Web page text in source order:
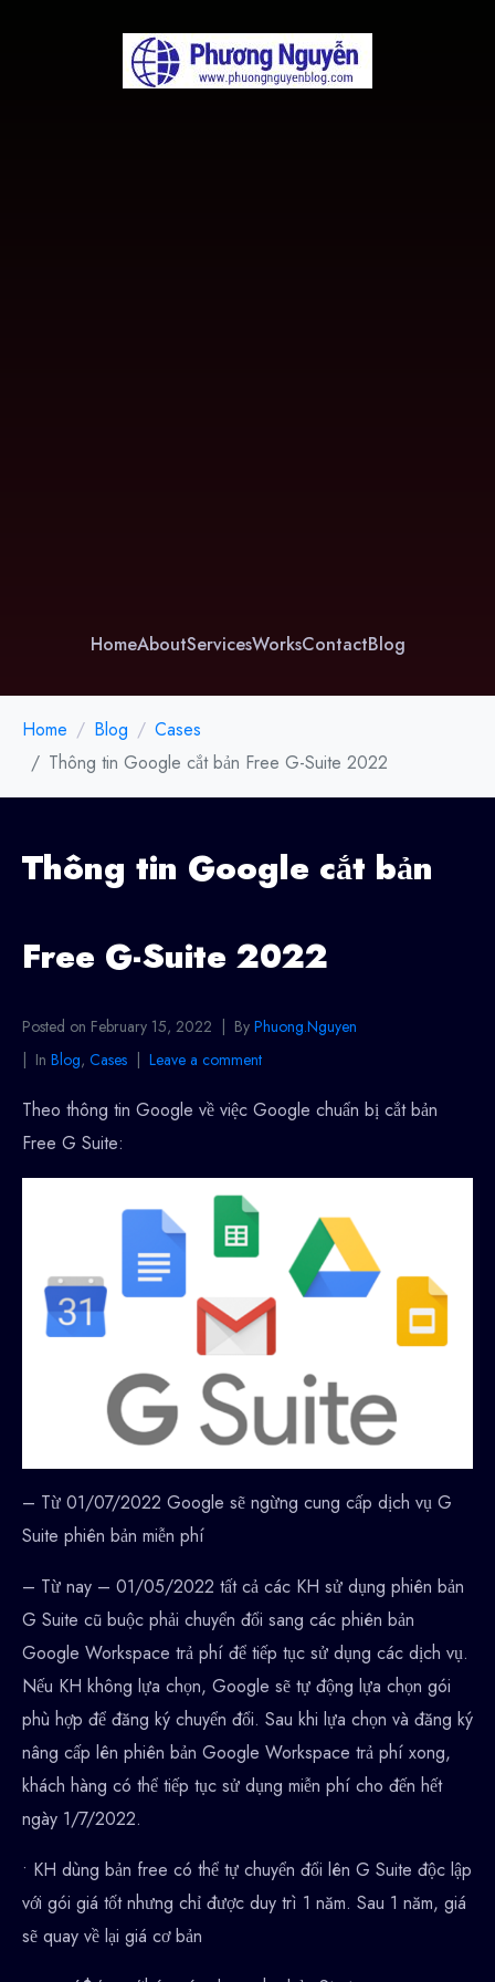
HomeAboutServicesWorksContactBlog
Home Blog
Cases
Thông tin Google cắt bản Free G-Suite 2022
Thông tin Google cắt bản
Free G-Suite 2022
Posted on February 15, 2022 By Phuong.Nguyen
In Blog, Cases Leave a comment
Theo thông tin Google về việc Google chuẩn bị cắt bản
Free G Suite:
– Từ 01/07/2022 Google sẽ ngừng cung cấp dịch vụ G
Suite phiên bản miễn phí
– Từ nay – 01/05/2022 tất cả các KH sử dụng phiên bản
G Suite cũ buộc phải chuyển đổi sang các phiên bản
Google Workspace trả phí để tiếp tục sử dụng các dịch vụ.
Nếu KH không lựa chọn, Google sẽ tự động lựa chọn gói
phù hợp để đăng ký chuyển đổi. Sau khi lựa chọn và đăng ký
nâng cấp lên phiên bản Google Workspace trả phí xong,
khách hàng có thể tiếp tục sử dụng miễn phí cho đến hết
ngày 1/7/2022.
• KH dùng bản free có thể tự chuyển đổi lên G Suite độc lập
với gói giá tốt nhưng chỉ được duy trì 1 năm. Sau 1 năm, giá
sẽ quay về lại giá cơ bản